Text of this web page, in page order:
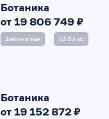
Ботаника
от 19 806 749 ₽
2‑комнатная 53.83 м2
Ботаника
от 19 152 872 ₽